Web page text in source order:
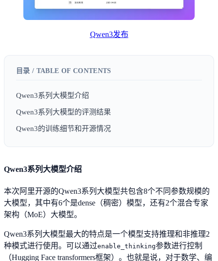
Qwen3发布
Qwen3系列大模型介绍
Qwen3系列大模型的评测结果
Qwen3的训练细节和开源情况
Qwen3系列大模型介绍
本次阿里开源的Qwen3系列大模型共包含8个不同参数规模的
大模型，其中有6个是dense（稠密）模型，还有2个混合专家
架构（MoE）大模型。
Qwen3系列大模型最大的特点是一个模型支持推理和非推理2
种模式进行使用。可以通过enable_thinking参数进行控制
（Hugging Face transformers框架）。也就是说，对于数学、编